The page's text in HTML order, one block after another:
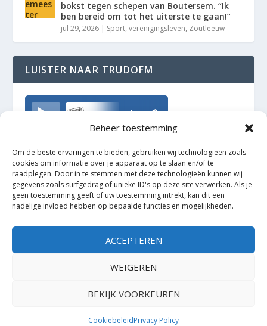
Beheer toestemming
Om de beste ervaringen te bieden, gebruiken wij technologieën zoals
cookies om informatie over je apparaat op te slaan en/of te
raadplegen. Door in te stemmen met deze technologieën kunnen wij
gegevens zoals surfgedrag of unieke ID's op deze site verwerken. Als je
geen toestemming geeft of uw toestemming intrekt, kan dit een
nadelige invloed hebben op bepaalde functies en mogelijkheden.
ACCEPTEREN
WEIGEREN
BEKIJK VOORKEUREN
CookiebeleidPrivacy Policy
bokst tegen schepen van Boutersem. “Ik
ben bereid om tot het uiterste te gaan!”
jul 29, 2026 | Sport,verenigingsleven, Zoutleeuw
LUISTER NAAR TRUDOFM
TrudoFM
Elegant Themes| Mogelijk gemaakt door